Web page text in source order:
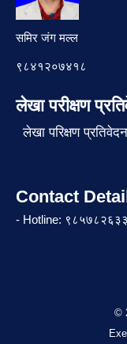
समिर जंग मल्ल
९८४१२०७४१८
लेखा परीक्षण
लेखा परिक्षण प्रतिवेदन
Contact
- Hotline:
©